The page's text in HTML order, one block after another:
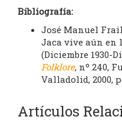
Bibliografía:
José Manuel
Jaca vive aún en
(Diciembre 1930-
Folklore, nº 240,
Valladolid, 2000,
Artículos